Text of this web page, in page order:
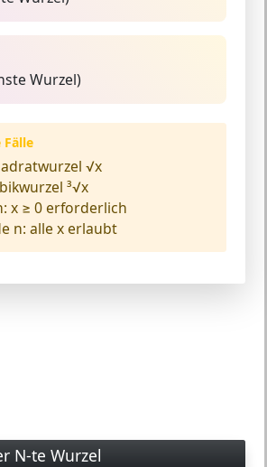
Wurzel)
Fälle
√x
³√x
x ≥ 0 erforderlich
n: alle x erlaubt
N-te Wurzel